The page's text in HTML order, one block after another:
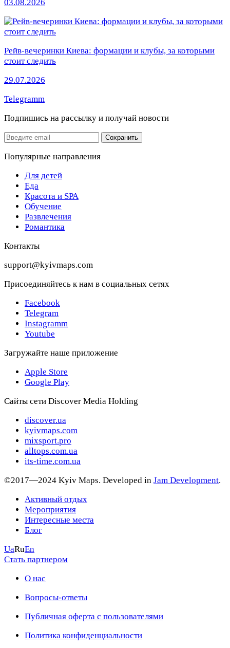
03.08.2026
Рейв-вечеринки Киева: формации и клубы, за которыми
стоит следить
29.07.2026
Telegramm
Подпишись на рассылку и получай новости
Email
Сохранить
Популярные направления
Для детей
Еда
Красота и SPA
Обучение
Развлечения
Романтика
Контакты
support@kyivmaps.com
Присоединяйтесь к нам в социальных сетях
Facebook
Telegram
Instagramm
Youtube
Загружайте наше приложение
Apple Store
Google Play
Сайты сети Discover Media Holding
discover.ua
kyivmaps.com
mixsport.pro
alltops.com.ua
its-time.com.ua
©2017—2024 Kyiv Maps. Developed in Jam Development.
Активный отдых
Мероприятия
Интересные места
Блог
UaRuEn
Стать партнером
О нас
Вопросы-ответы
Публичная оферта с пользователями
Политика конфиденциальности